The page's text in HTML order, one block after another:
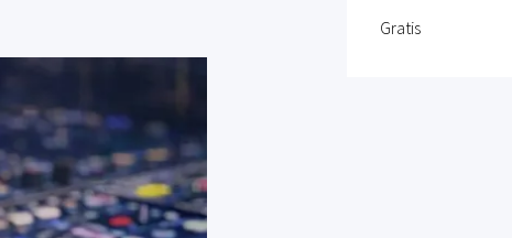
Gratis